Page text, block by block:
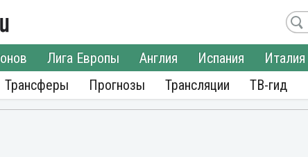
Лига Европы Англия Испания Италия
Трансферы Прогнозы Трансляции ТВ-гид